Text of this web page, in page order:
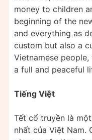
money to children
beginning of the
and everything as
custom but also a
Vietnamese
a full and peaceful
Tiếng Việt
Tết cổ truyền là
nhất của Việt Nam.